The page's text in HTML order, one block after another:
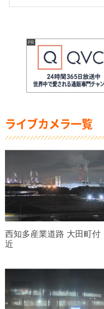
ライブカメラ一覧
西知多産業道路 大田町付
近